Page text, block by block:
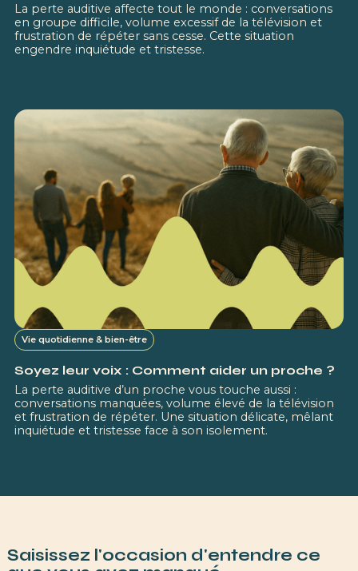
La perte auditive affecte tout le monde : conversations
en groupe difficile, volume excessif de la télévision et
frustration de répéter sans cesse. Cette situation
engendre inquiétude et tristesse.
Vie quotidienne & bien-être
Soyez leur voix : Comment aider un proche ?
La perte auditive d’un proche vous touche aussi :
conversations manquées, volume élevé de la télévision
et frustration de répéter. Une situation délicate, mêlant
inquiétude et tristesse face à son isolement.
Saisissez l'occasion d'entendre ce